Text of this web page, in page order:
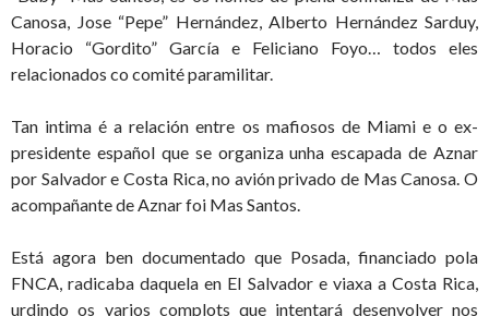
Canosa, Jose “Pepe” Hernández, Alberto Hernández Sarduy,
Horacio “Gordito” García e Feliciano Foyo… todos eles
relacionados co comité paramilitar.
Tan intima é a relación entre os mafiosos de Miami e o ex-
presidente español que se organiza unha escapada de Aznar
por Salvador e Costa Rica, no avión privado de Mas Canosa. O
acompañante de Aznar foi Mas Santos.
Está agora ben documentado que Posada, financiado pola
FNCA, radicaba daquela en El Salvador e viaxa a Costa Rica,
urdindo os varios complots que intentará desenvolver nos